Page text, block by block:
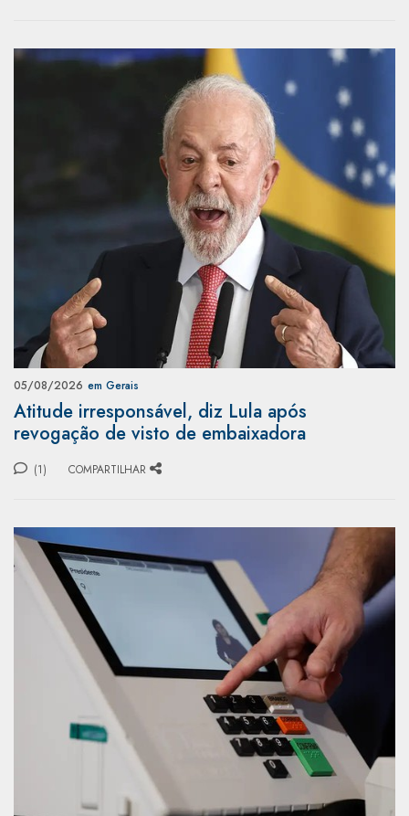
05/08/2026 em Gerais
Atitude irresponsável, diz Lula após
revogação de visto de embaixadora
(1) COMPARTILHAR